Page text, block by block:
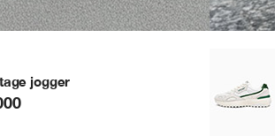
jogger